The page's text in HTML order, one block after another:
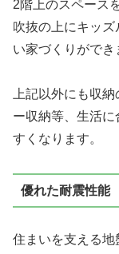
2階上のスペース
吹抜の上にキッ
い家づくりができ
上記以外にも収
ー収納等、生活
すくなります。
優れた耐震性能
住まいを支える